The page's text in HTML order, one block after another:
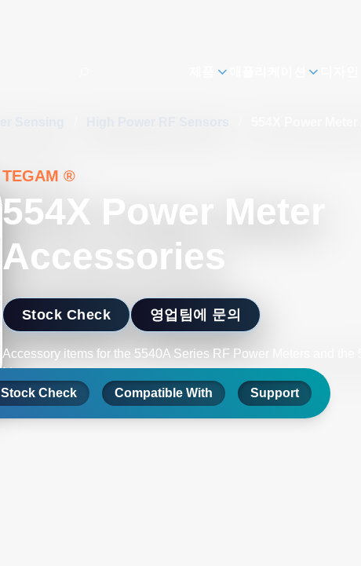
TEGAM ®
554X Power Meter
Accessories
Stock Check 영업팀에 문의
Accessory items for the 5540A Series RF Power Meters and the
Meters
Stock Check
Compatible With Support